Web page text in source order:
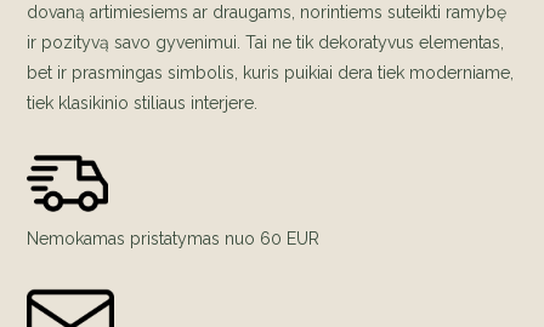
dovaną artimiesiems ar draugams, norintiems suteikti ramybę
ir pozityvą savo gyvenimui. Tai ne tik dekoratyvus elementas,
bet ir prasmingas simbolis, kuris puikiai dera tiek moderniame,
tiek klasikinio stiliaus interjere.
Nemokamas pristatymas nuo 60 EUR